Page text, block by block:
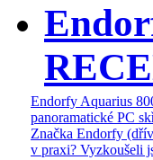
Endorfy Aquarius
panoramatické PC
Značka Endorfy
v praxi? Vyzkoušeli